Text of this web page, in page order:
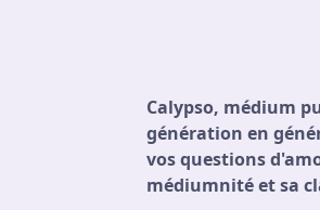
Calypso, médium
génération en
vos questions
médiumnité et sa